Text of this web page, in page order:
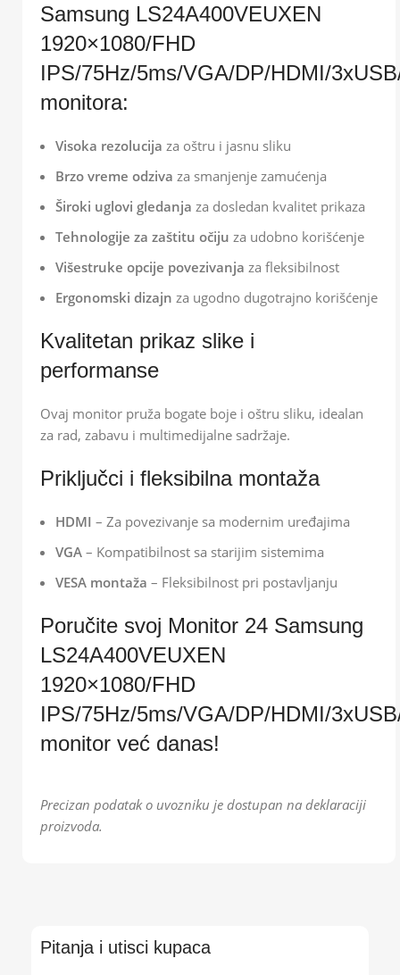
Samsung LS24A400VEUXEN
1920×1080/FHD
IPS/75Hz/5ms/VGA/DP/HDMI/
monitora:
Visoka rezolucija za oštru i jasnu sliku
Brzo vreme odziva za smanjenje zamućenja
Široki uglovi gledanja za dosledan kvalitet prikaza
Tehnologije za zaštitu očiju za udobno korišćenje
Višestruke opcije povezivanja za fleksibilnost
Ergonomski dizajn za ugodno dugotrajno korišćenje
Kvalitetan prikaz slike i
performanse
Ovaj monitor pruža bogate boje i oštru sliku, idealan
za rad, zabavu i multimedijalne sadržaje.
Priključci i fleksibilna montaža
HDMI – Za povezivanje sa modernim uređajima
VGA – Kompatibilnost sa starijim sistemima
VESA montaža – Fleksibilnost pri postavljanju
Poručite svoj Monitor 24 Samsung
LS24A400VEUXEN
1920×1080/FHD
IPS/75Hz/5ms/VGA/DP/HDMI/
monitor već danas!
Precizan podatak o uvozniku je dostupan na deklaraciji
proizvoda.
Pitanja i utisci kupaca